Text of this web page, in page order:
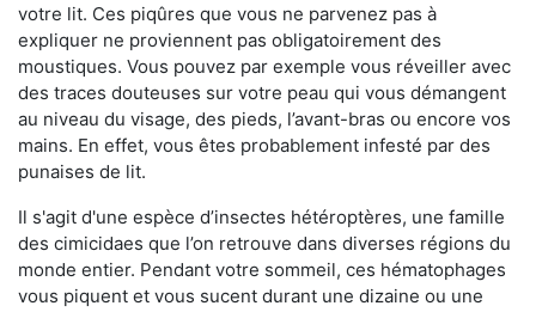
votre lit. Ces piqûres que vous ne parvenez pas à
expliquer ne proviennent pas obligatoirement des
moustiques. Vous pouvez par exemple vous réveiller avec
des traces douteuses sur votre peau qui vous démangent
au niveau du visage, des pieds, l’avant-bras ou encore vos
mains. En effet, vous êtes probablement infesté par des
punaises de lit.
Il s'agit d'une espèce d’insectes hétéroptères, une famille
des cimicidaes que l’on retrouve dans diverses régions du
monde entier. Pendant votre sommeil, ces hématophages
vous piquent et vous sucent durant une dizaine ou une